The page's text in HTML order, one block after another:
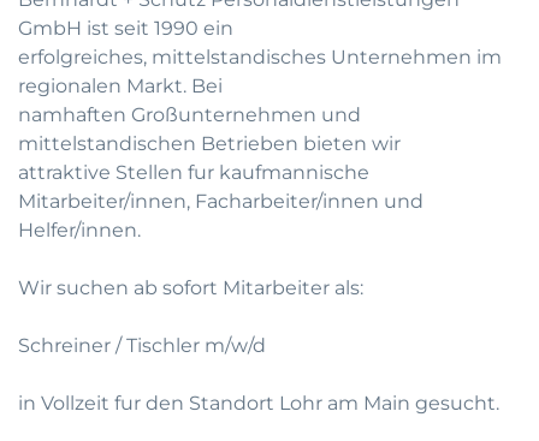
GmbH ist seit 1990 ein
erfolgreiches, mittelstandisches Unternehmen im
regionalen Markt. Bei
namhaften Großunternehmen und
mittelstandischen Betrieben bieten wir
attraktive Stellen fur kaufmannische
Mitarbeiter/innen, Facharbeiter/innen und
Helfer/innen.
Wir suchen ab sofort Mitarbeiter als:
Schreiner / Tischler m/w/d
in Vollzeit fur den Standort Lohr am Main gesucht.